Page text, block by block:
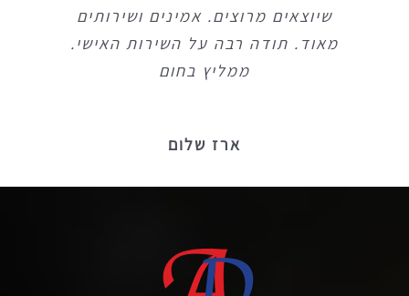
שיוצאים מרוצים. אמינים ושירותים
מאוד. תודה רבה על השירות האישי.
ממליץ בחום
ארז שלום
שיוצאים מרוצים. אמינים ושירותים
מאוד. תודה רבה על השירות האישי.
ממליץ בחום
ארז שלום